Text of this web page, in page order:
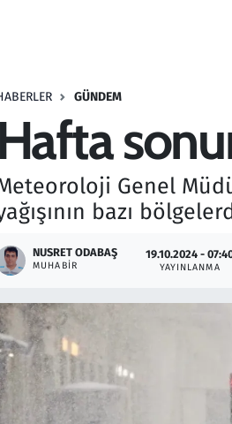
GÜNDEM
Hafta
Genel
bazı
NUSRET ODABAŞ
MUHABIR
19.10.2024 -
YAYINLANMA
Sanayi
ve Bilim